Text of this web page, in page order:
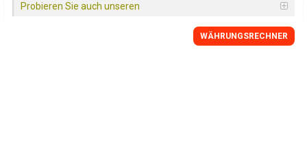
Probieren Sie auch unseren
WÄHRUNGSRECHNER